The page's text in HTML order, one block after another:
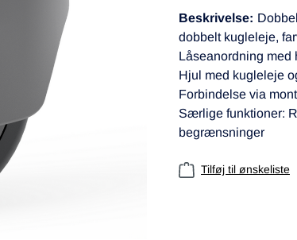
Beskrivelse:
dobbelt kugleleje,
Låseanordning med
Hjul med kugleleje
Forbindelse via
Særlige funktioner:
begrænsninger
Tilføj til ønskeliste